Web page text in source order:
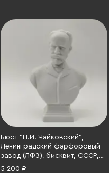
Бюст "П.И. Чайковский",
Ленинградский фарфоровый
завод (ЛФЗ), бисквит, СССР,
1970-1990 гг.
5 200 ₽